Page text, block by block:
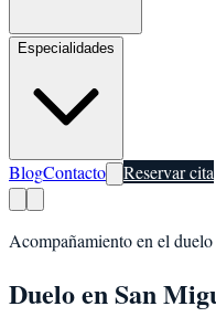
Especialidades
BlogContacto Reservar cita
Acompañamiento en el duelo
DueloenSan